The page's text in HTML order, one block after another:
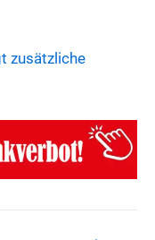
zusätzliche